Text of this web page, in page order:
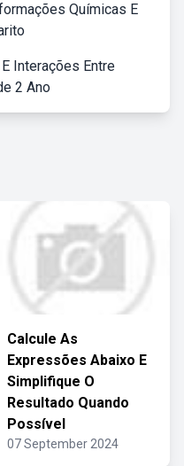
Químicas E
Interações Entre
2 Ano
Calcule As
Expressões Abaixo E
Simplifique O
Resultado Quando
Possível
07 September 2024